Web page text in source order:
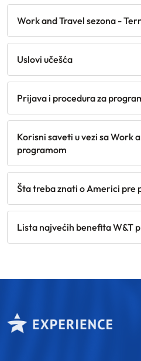
Work and Travel sezona -
Uslovi učešća
Prijava i procedura za
Korisni saveti u vezi sa Work
programom
Šta treba znati o Americi pre
Lista najvećih benefita W&T